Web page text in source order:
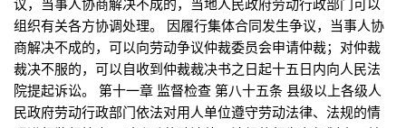
组织有关各方协调处理。 因履行集体合同发生争议，当事人协
商解决不成的，可以向劳动争议仲裁委员会申请仲裁；对仲裁
裁决不服的，可以自收到仲裁裁决书之日起十五日内向人民法
院提起诉讼。 第十一章 监督检查 第八十五条 县级以上各级人
民政府劳动行政部门依法对用人单位遵守劳动法律、法规的情